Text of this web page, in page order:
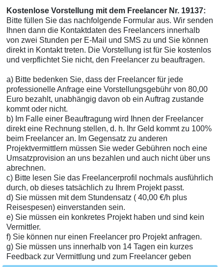
Kostenlose Vorstellung mit dem Freelancer Nr. 19137:
Bitte füllen Sie das nachfolgende Formular aus. Wir senden
Ihnen dann die Kontaktdaten des Freelancers innerhalb
von zwei Stunden per E-Mail und SMS zu und Sie können
direkt in Kontakt treten. Die Vorstellung ist für Sie kostenlos
und verpflichtet Sie nicht, den Freelancer zu beauftragen.
a) Bitte bedenken Sie, dass der Freelancer für jede
professionelle Anfrage eine Vorstellungsgebühr von 80,00
Euro bezahlt, unabhängig davon ob ein Auftrag zustande
kommt oder nicht.
b) Im Falle einer Beauftragung wird Ihnen der Freelancer
direkt eine Rechnung stellen, d. h. Ihr Geld kommt zu 100%
beim Freelancer an. Im Gegensatz zu anderen
Projektvermittlern müssen Sie weder Gebühren noch eine
Umsatzprovision an uns bezahlen und auch nicht über uns
abrechnen.
c) Bitte lesen Sie das Freelancerprofil nochmals ausführlich
durch, ob dieses tatsächlich zu Ihrem Projekt passt.
d) Sie müssen mit dem Stundensatz ( 40,00 €/h plus
Reisespesen) einverstanden sein.
e) Sie müssen ein konkretes Projekt haben und sind kein
Vermittler.
f) Sie können nur einen Freelancer pro Projekt anfragen.
g) Sie müssen uns innerhalb von 14 Tagen ein kurzes
Feedback zur Vermittlung und zum Freelancer geben